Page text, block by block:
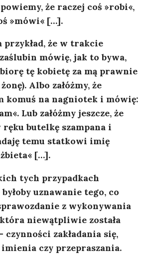
że raczej coś »robi«,
»mówi« […].
przykład, że w trakcie
mówię, jak to bywa,
tę kobietę za mą prawnie
Albo załóżmy, że
komuś na nagniotek i mówię:
Lub załóżmy jeszcze, że
butelkę szampana i
temu statkowi imię
[…].
tych przypadkach
uznawanie tego, co
z wykonywania
niewątpliwie została
czynności zakładania się,
czy przepraszania.